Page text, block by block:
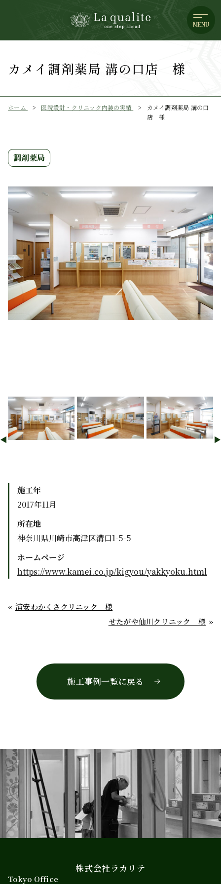
MENU
カメイ調剤薬局 溝の口店 様
ホーム 医院設計・クリニック内装の実績
カメイ調剤薬局 溝の口
店 様
調剤薬局
施工年
2017年11月
所在地
神奈川県川崎市高津区溝口1-5-5
ホームページ
https://www.kamei.co.jp/kigyou/yakkyoku.html
浦安わかくさクリニック 様
せたがや仙川クリニック 様
施工事例一覧に戻る
株式会社ラカリテ
Tokyo Office